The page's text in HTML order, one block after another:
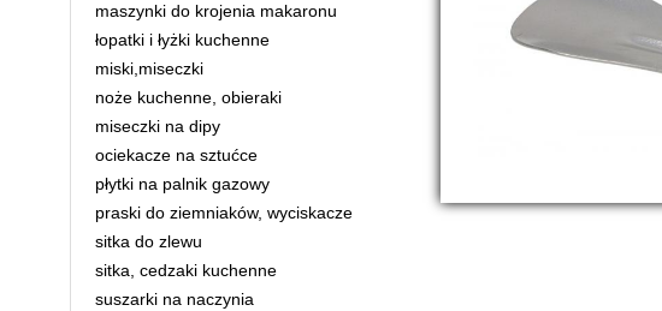
maszynki do krojenia makaronu
łopatki i łyżki kuchenne
miski,miseczki
noże kuchenne, obieraki
miseczki na dipy
ociekacze na sztućce
płytki na palnik gazowy
praski do ziemniaków, wyciskacze
sitka do zlewu
sitka, cedzaki kuchenne
suszarki na naczynia